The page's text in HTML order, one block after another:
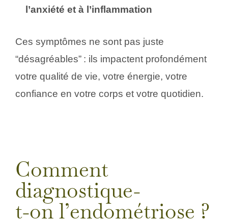
l’anxiété et à l’inflammation
Ces symptômes ne sont pas juste
“désagréables” : ils impactent profondément
votre qualité de vie, votre énergie, votre
confiance en votre corps et votre quotidien.
Comment
diagnostique-
t-on l’endométriose ?